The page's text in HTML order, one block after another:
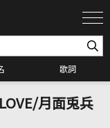
歌詞
月面兎兵